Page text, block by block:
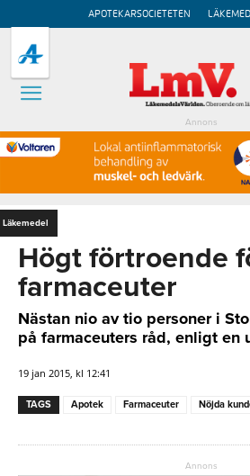
APOTEKARSOCIETETEN
Annons
Läkemedel
Högt förtroende
farmaceuter
Nästan nio av tio personer i
på farmaceuters råd, enligt en
19 jan 2015, kl 12:41
TAGS Apotek Farmaceuter Nöjda
Annons